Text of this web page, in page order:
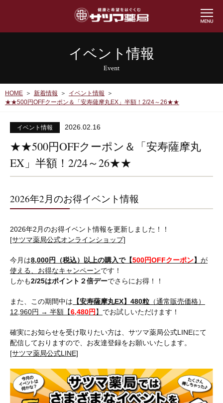
イベント情報
Event
HOME 新着情報
イベント情報
★★500円OFFクーポン＆「安寿薩摩丸EX」半額！2/24～26★★
イベント情報 2026.02.16
★★500円OFFクーポン＆「安寿薩摩丸
EX」半額！2/24～26★★
2026年2月のお得イベント情報
2026年2月のお得イベント情報を更新しました！！
[サツマ薬局公式オンラインショップ]
今月は8,000円（税込）以上の購入で【500円OFFクーポン】 が
使える、お得なキャンペーンです！
しかも2/25はポイント２倍デーでさらにお得！！
また、この期間中は 【安寿薩摩丸EX】480粒 （通常販売価格）
12,960円 → 半額【6,480円 】 でお試しいただけます！
確実にお知らせを受け取りたい方は、サツマ薬局公式LINEにて
配信しておりますので、お友達登録をお願いいたします。
[サツマ薬局公式LINE]